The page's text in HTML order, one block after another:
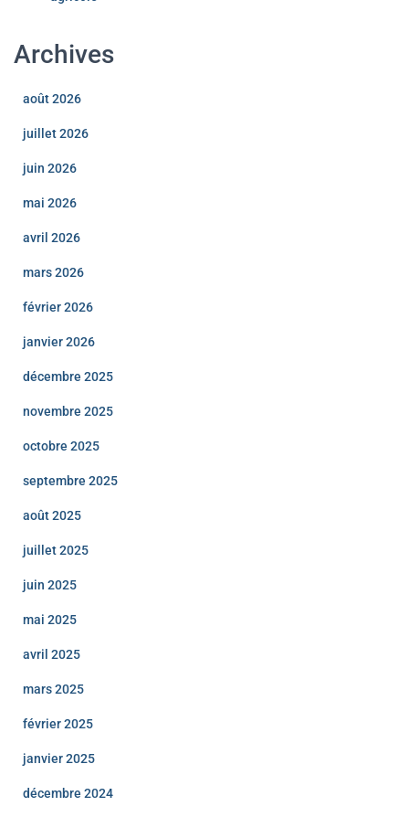
Archives
août 2026
juillet 2026
juin 2026
mai 2026
avril 2026
mars 2026
février 2026
janvier 2026
décembre 2025
novembre 2025
octobre 2025
septembre 2025
août 2025
juillet 2025
juin 2025
mai 2025
avril 2025
mars 2025
février 2025
janvier 2025
décembre 2024